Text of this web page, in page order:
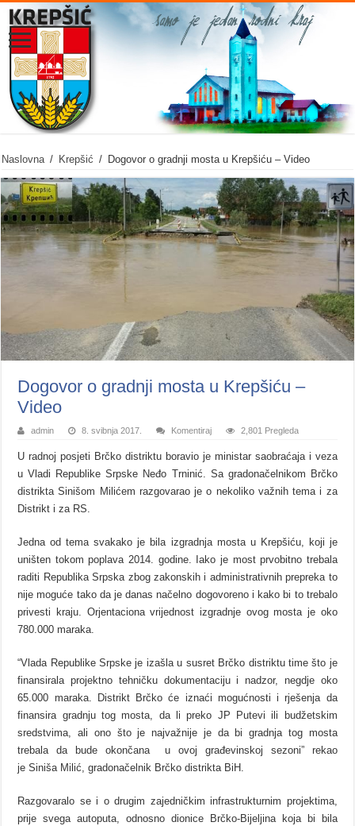
Naslovna / Krepšić / Dogovor o gradnji mosta u Krepšiću – Video
Dogovor o gradnji mosta u Krepšiću –
Video
admin 8. svibnja 2017. Komentiraj 2,801 Pregleda
U radnoj posjeti Brčko distriktu boravio je ministar saobraćaja i veza
u Vladi Republike Srpske Neđo Trninić. Sa gradonačelnikom Brčko
distrikta Sinišom Milićem razgovarao je o nekoliko važnih tema i za
Distrikt i za RS.
Jedna od tema svakako je bila izgradnja mosta u Krepšiću, koji je
uništen tokom poplava 2014. godine. Iako je most prvobitno trebala
raditi Republika Srpska zbog zakonskih i administrativnih prepreka to
nije moguće tako da je danas načelno dogovoreno i kako bi to trebalo
privesti kraju. Orjentaciona vrijednost izgradnje ovog mosta je oko
780.000 maraka.
“Vlada Republike Srpske je izašla u susret Brčko distriktu time što je
finansirala projektno tehničku dokumentaciju i nadzor, negdje oko
65.000 maraka. Distrikt Brčko će iznaći mogućnosti i rješenja da
finansira gradnju tog mosta, da li preko JP Putevi ili budžetskim
sredstvima, ali ono što je najvažnije je da bi gradnja tog mosta
trebala da bude okončana
u ovoj građevinskoj sezoni” rekao
je Siniša Milić, gradonačelnik Brčko distrikta BiH.
Razgovaralo se i o drugim zajedničkim infrastrukturnim projektima,
prije svega autoputa, odnosno dionice Brčko-Bijeljina koja bi bila